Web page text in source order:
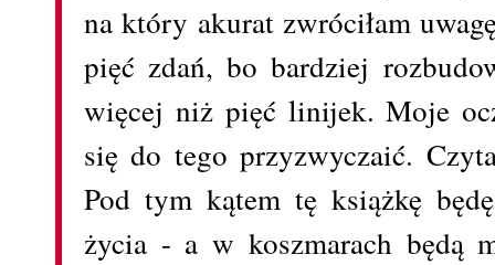
na który akurat zwróciłam
pięć zdań, bo bardziej
więcej niż pięć linijek. Moje
się do tego przyzwyczaić.
Pod tym kątem tę książkę
życia - a w koszmarach będą